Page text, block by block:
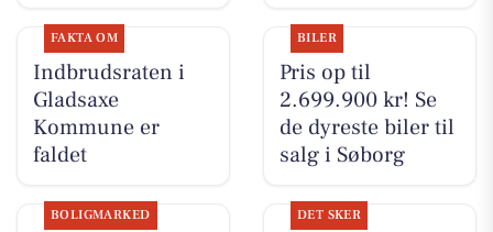
FAKTA OM
Indbrudsraten i
Gladsaxe
Kommune er
faldet
BILER
Pris op til
2.699.900 kr! Se
de dyreste biler til
salg i Søborg
BOLIGMARKED DET SKER